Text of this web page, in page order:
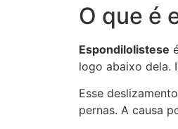
O que é
Espondilolistese
logo abaixo dela.
Esse
pernas. A causa